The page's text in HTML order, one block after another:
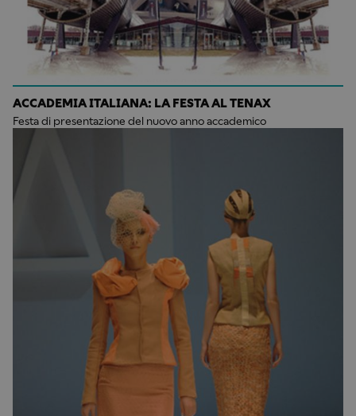
ACCADEMIA ITALIANA: LA FESTA AL TENAX
Festa di presentazione del nuovo anno accademico